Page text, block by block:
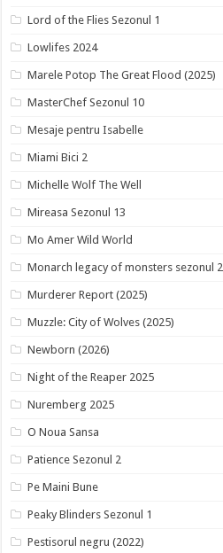
Lord of the Flies Sezonul 1
Lowlifes 2024
Marele Potop The Great Flood (2025)
MasterChef Sezonul 10
Mesaje pentru Isabelle
Miami Bici 2
Michelle Wolf The Well
Mireasa Sezonul 13
Mo Amer Wild World
Monarch legacy of monsters sezonul 2
Murderer Report (2025)
Muzzle: City of Wolves (2025)
Newborn (2026)
Night of the Reaper 2025
Nuremberg 2025
O Noua Sansa
Patience Sezonul 2
Pe Maini Bune
Peaky Blinders Sezonul 1
Pestisorul negru (2022)